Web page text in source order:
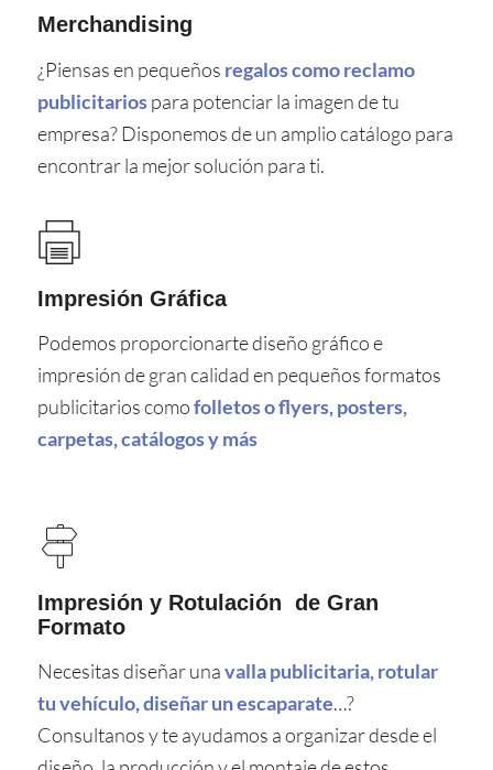
Merchandising
¿Piensas en pequeños regalos como reclamo
publicitariospara potenciar la imagen de tu
empresa? Disponemos de un amplio catálogo para
encontrar la mejor solución para ti.
Impresión Gráfica
Podemos proporcionarte diseño gráfico e
impresión de gran calidad en pequeños formatos
publicitarios comofolletos o flyers, posters,
carpetas, catálogos y más
Impresión y Rotulación de Gran
Formato
Necesitas diseñar unavalla publicitaria, rotular
tu vehículo, diseñar un escaparate…?
Consultanos y te ayudamos a organizar desde el